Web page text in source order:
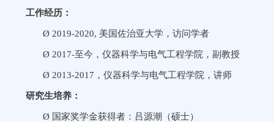
工作经历：
Ø 2019-2020, 美国佐治亚大学，访问学者
Ø 2017-至今，仪器科学与电气工程学院，副教授
Ø 2013-2017 ，仪器科学与电气工程学院，讲师
研究生培养：
Ø 国家奖学金获得者：吕源潮（硕士）